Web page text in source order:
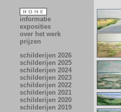
informatie
exposities
over het werk
prijzen
schilderijen 2026
schilderijen 2025
schilderijen 2024
schilderijen 2023
schilderijen 2022
schilderijen 2021
schilderijen 2020
schilderijen 2019